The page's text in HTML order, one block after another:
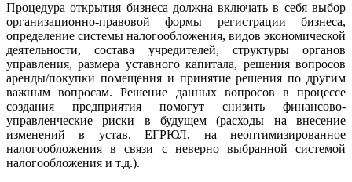
Процедура открытия бизнеса должна включать в себя выбор
организационно-правовой формы регистрации бизнеса,
определение системы налогообложения, видов экономической
деятельности, состава учредителей, структуры органов
управления, размера уставного капитала, решения вопросов
аренды/покупки помещения и принятие решения по другим
важным вопросам. Решение данных вопросов в процессе
создания предприятия помогут снизить финансово-
управленческие риски в будущем (расходы на внесение
изменений в устав, ЕГРЮЛ, на неоптимизированное
налогообложения в связи с неверно выбранной системой
налогообложения и т.д.).